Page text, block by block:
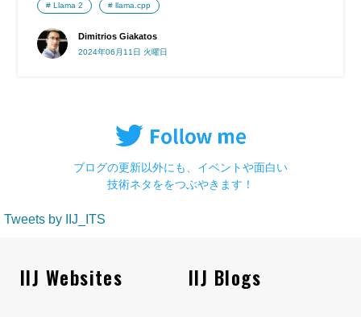
Dimitrios Giakatos
2024年06月11日 火曜日
Llama 2 llama.cpp
ブログの更新以外にも、イベントや面白い
技術ネタををつぶやきます！
Tweets by IIJ_ITS
IIJ Websites IIJ Blogs